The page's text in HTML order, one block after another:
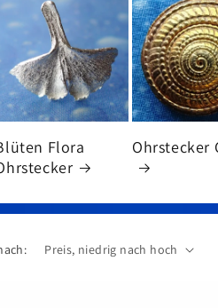
Flora
Ohrstecker